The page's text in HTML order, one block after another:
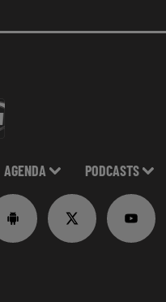
AGENDA PODCASTS